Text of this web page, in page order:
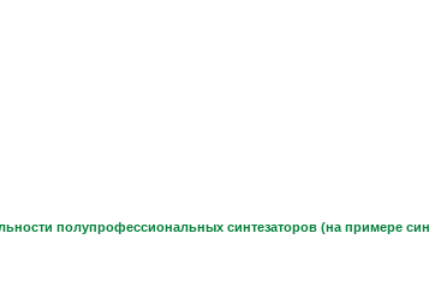
полупрофессиональных синтезаторов (на примере